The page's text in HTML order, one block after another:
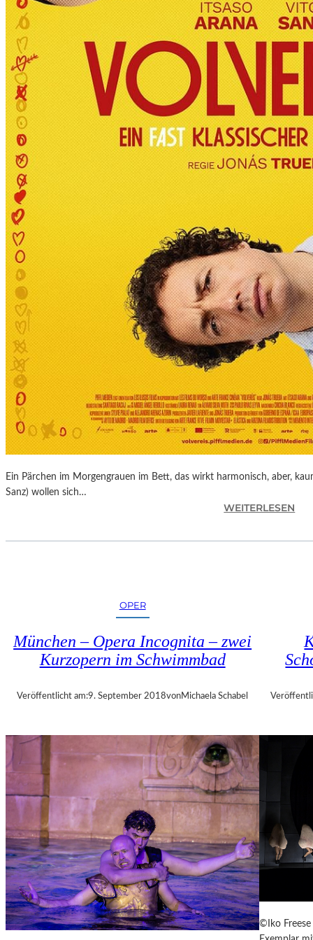
T
D
I
E
6
I
N
T
E
R
O
N
A
L
E
K
U
N
T
M
E
S
S
Ein Pärchen im Morgengrauen im Bett, das wirkt harmonisch, aber,
Sanz) wollen sich…
WEITERLESEN
O
B
–
O
S
–
F
OPER
München – Opera Incognita – zwei
Kurzopern im Schwimmbad
Veröffentlicht am:9. September 2018vonMichaela Schabel
©Iko Freese